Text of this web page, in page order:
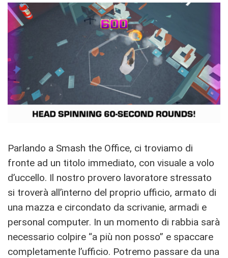
Parlando a Smash the Office, ci troviamo di
fronte ad un titolo immediato, con visuale a volo
d’uccello. Il nostro provero lavoratore stressato
si troverà all’interno del proprio ufficio, armato di
una mazza e circondato da scrivanie, armadi e
personal computer. In un momento di rabbia sarà
necessario colpire “a più non posso” e spaccare
completamente l’ufficio. Potremo passare da una